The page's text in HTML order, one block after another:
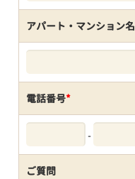
アパート・マンション名
電話番号*
-
ご質問